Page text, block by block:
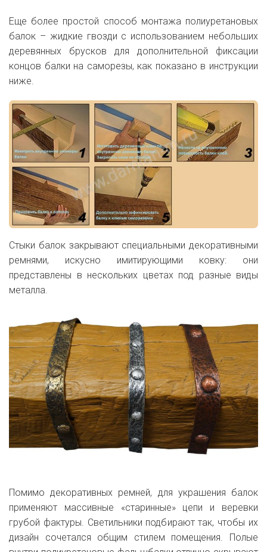
Еще более простой способ монтажа полиуретановых
балок – жидкие гвозди с использованием небольших
деревянных брусков для дополнительной фиксации
концов балки на саморезы, как показано в инструкции
ниже.
Стыки балок закрывают специальными декоративными
ремнями, искусно имитирующими ковку: они
представлены в нескольких цветах под разные виды
металла.
Помимо декоративных ремней, для украшения балок
применяют массивные «старинные» цепи и веревки
грубой фактуры. Светильники подбирают так, чтобы их
дизайн сочетался общим стилем помещения. Полые